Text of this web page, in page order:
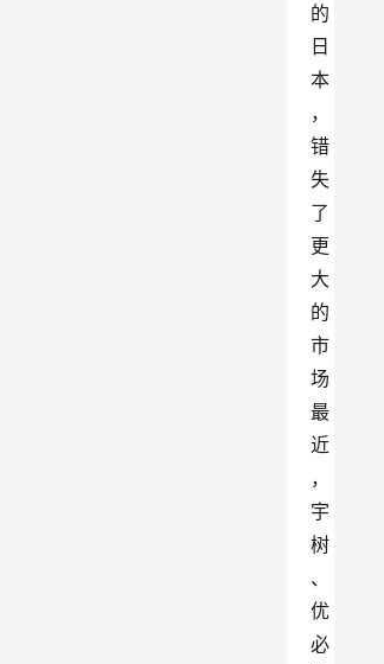
的
日
本
，
错
失
了
更
大
的
市
场
最
近
，
宇
树
、
优
必